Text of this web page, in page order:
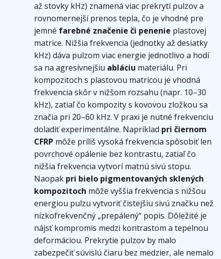
až stovky kHz) znamená viac prekrytí pulzov a
rovnomernejší prenos tepla, čo je vhodné pre
jemné farebné značenie či penenie plastovej
matrice. Nižšia frekvencia (jednotky až desiatky
kHz) dáva pulzom viac energie jednotlivo a hodí
sa na agresívnejšiu abláciu materiálu. Pri
kompozitoch s plastovou matricou je vhodná
frekvencia skôr v nižšom rozsahu (napr. 10–30
kHz), zatiaľ čo kompozity s kovovou zložkou sa
značia pri 20–60 kHz. V praxi je nutné frekvenciu
doladiť experimentálne. Napríklad pri čiernom
CFRP môže príliš vysoká frekvencia spôsobiť len
povrchové opálenie bez kontrastu, zatiaľ čo
nižšia frekvencia vytvorí matnú sivú stopu.
Naopak pri bielo pigmentovaných sklených
kompozitoch môže vyššia frekvencia s nižšou
energiou pulzu vytvoriť čistejšiu sivú značku než
nízkofrekvenčný „prepálený“ popis. Dôležité je
nájsť kompromis medzi kontrastom a tepelnou
deformáciou. Prekrytie pulzov by malo
zabezpečiť súvislú čiaru bez medzier, ale nemalo